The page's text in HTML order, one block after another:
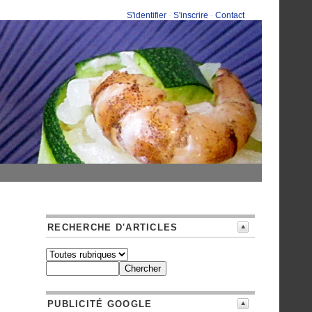
S'identifier - S'inscrire - Contact
RECHERCHE D'ARTICLES
PUBLICITÉ GOOGLE